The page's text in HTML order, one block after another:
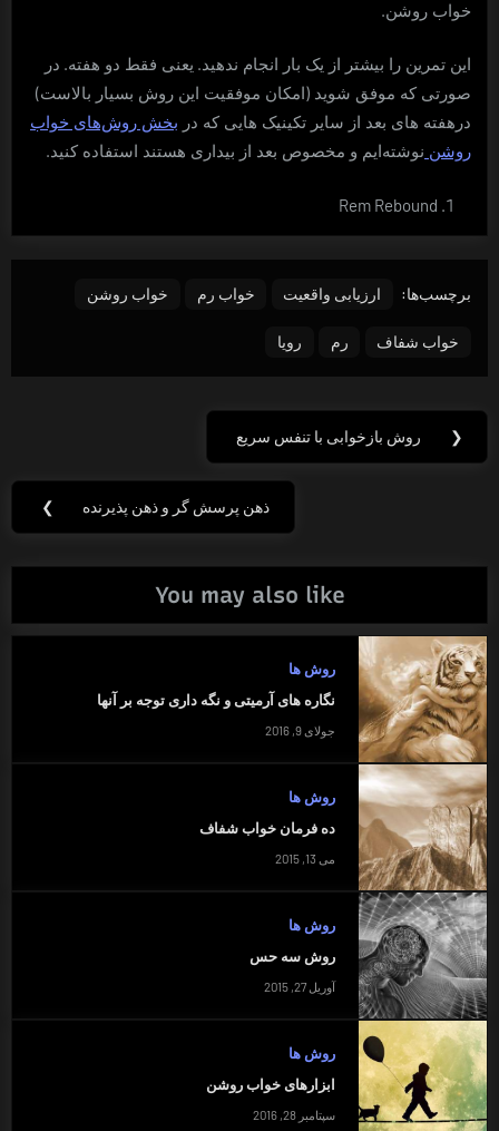
خواب روشن.
این تمرین را بیشتر از یک بار انجام ندهید. یعنی فقط دو هفته. در
صورتی که موفق شوید ( امکان موفقیت این روش بسیار بالاست)
درهفته های بعد از سایر تکینیک هایی که در بخش روش‌های خواب
روشن نوشته‌ایم و مخصوص بعد از بیداری هستند استفاده کنید.
Rem Rebound
برچسب‌ها: ارزیابی واقعیت خواب رم خواب روشن
خواب شفاف رم رویا
راهبری
نوشته
❮
Previous
روش بازخوابی با تنفس سریع
Next
ذهن پرسش گر و ذهن پذیرنده ❯
You may also like
روش ها
نگاره های آرمیتی و نگه داری توجه بر آنها
جولای 9, 2016
روش ها
ده فرمان خواب شفاف
می 13, 2015
روش ها
روش سه حس
آوریل 27, 2015
روش ها
ابزارهای خواب روشن
سپتامبر 28, 2016